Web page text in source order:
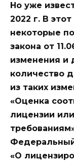
Но уже
2022 г. В
некоторые
закона от
изменения и
количество
из таких
«Оценка
лицензии
Федеральный
«О